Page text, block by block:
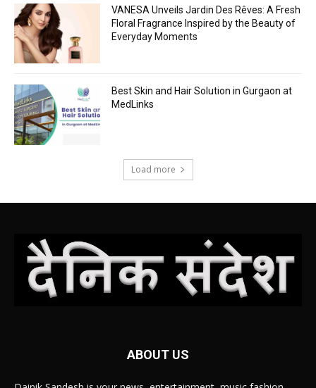
VANESA Unveils Jardin Des Rêves: A Fresh
Floral Fragrance Inspired by the Beauty of
Everyday Moments
Best Skin and Hair Solution in Gurgaon at
MedLinks
Load more
ABOUT US